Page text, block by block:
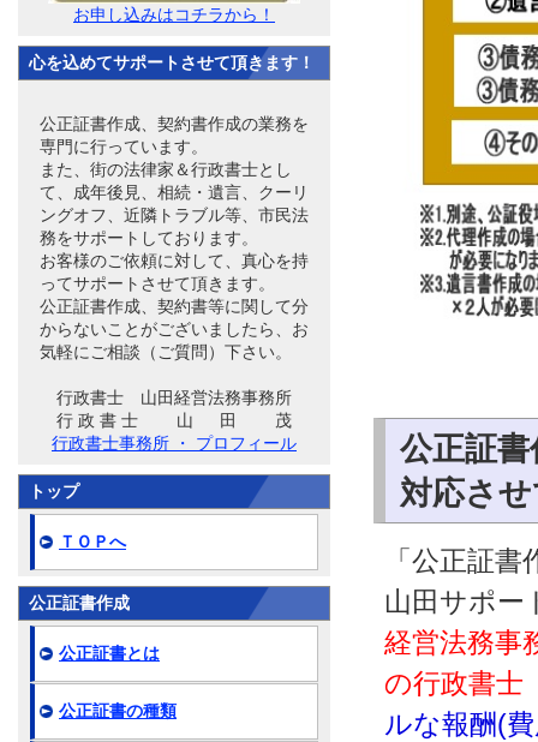
公正証
対応さ
「公正証
山田サポー
経営法務事
の行政書士
ルな報酬(
お申し込みはコチラから！
心を込めてサポートさせて頂きます！
公正証書作成、契約書作成の業務を
専門に行っています。
また、街の法律家＆行政書士とし
て、成年後見、相続・遺言、クーリ
ングオフ、近隣トラブル等、市民法
務をサポートしております。
お客様のご依頼に対して、真心を持
ってサポートさせて頂きます。
公正証書作成、契約書等に関して分
からないことがございましたら、お
気軽にご相談（ご質問）下さい。
行政書士 山田経営法務事務所
行 政 書 士 山 田 茂
行政書士事務所 ・ プロフィール
トップ
ＴＯＰへ
公正証書作成
公正証書とは
公正証書の種類